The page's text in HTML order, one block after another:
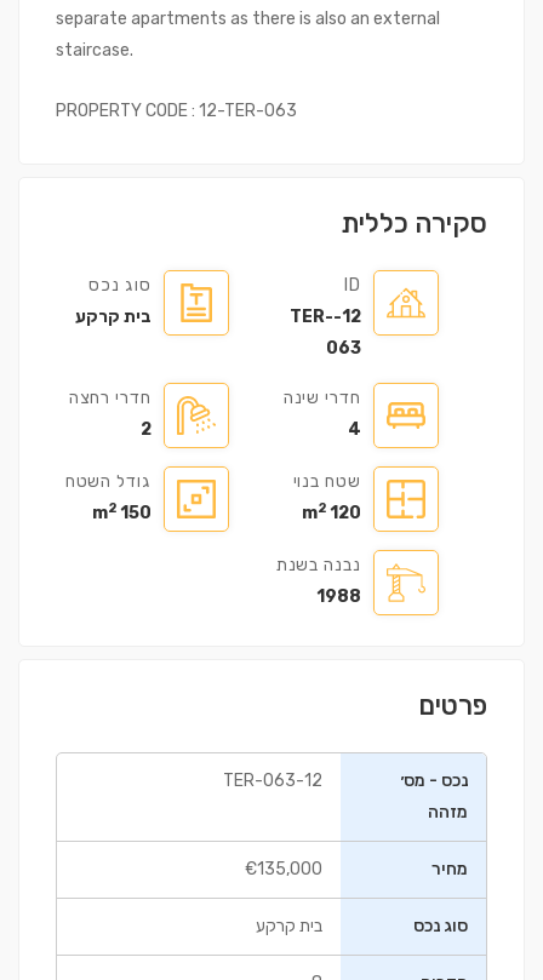
separate apartments as there is also an external
staircase.
PROPERTY CODE : 12-TER-063
סקירה כללית
ID
12-TER-
063
סוג נכס
בית קרקע
חדרי שינה
4
חדרי רחצה
2
שטח בנוי
120 m
2
גודל השטח
150 m
2
נבנה בשנת
1988
פרטים
נכס - מס׳
מזהה
12-TER-063
מחיר €135,000
סוג נכס בית קרקע